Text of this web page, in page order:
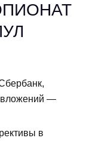
вложений —
в